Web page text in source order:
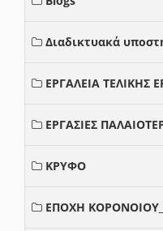
Διαδικτυακά
ΕΡΓΑΛΕΙΑ ΤΕΛΙΚΗΣ
ΕΡΓΑΣΙΕΣ
ΚΡΥΦΟ
ΕΠΟΧΗ ΚΟΡΟΝΟΙΟΥ_